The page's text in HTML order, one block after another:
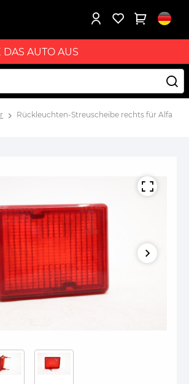
AUTO AUS
Rückleuchten-Streuscheibe rechts für Alfa